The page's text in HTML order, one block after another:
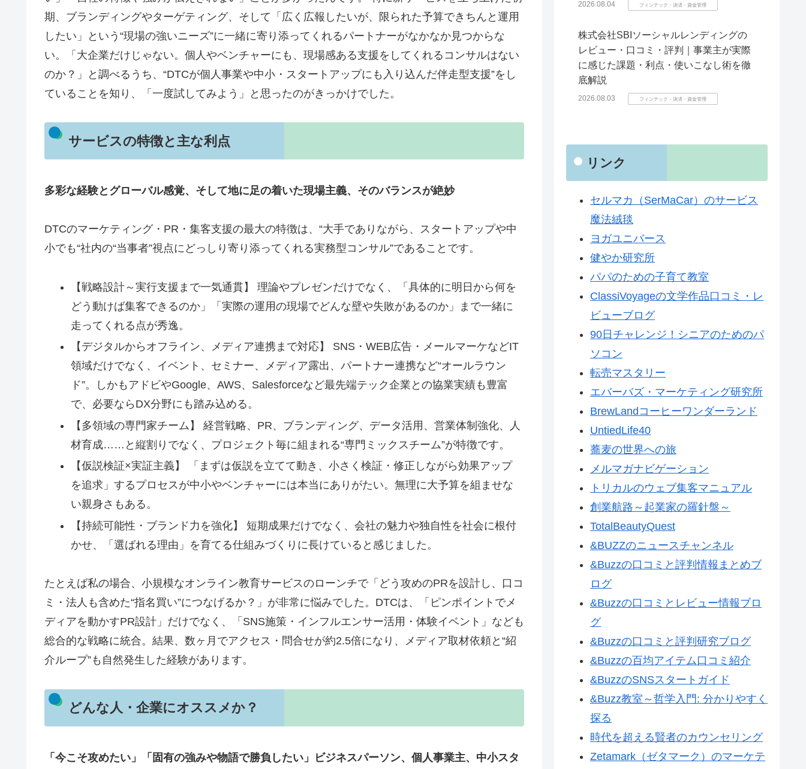
期、ブランディングやターゲティング、そして「広く広報したいが、限られた予算できちんと運用
したい」という“現場の強いニーズ”に一緒に寄り添ってくれるパートナーがなかなか見つからな
い。「大企業だけじゃない。個人やベンチャーにも、現場感ある支援をしてくれるコンサルはない
のか？」と調べるうち、“DTCが個人事業や中小・スタートアップにも入り込んだ伴走型支援”をし
ていることを知り、「一度試してみよう」と思ったのがきっかけでした。
サービスの特徴と主な利点
多彩な経験とグローバル感覚、そして地に足の着いた現場主義、そのバランスが絶妙
DTCのマーケティング・PR・集客支援の最大の特徴は、“大手でありながら、スタートアップや中
小でも“社内の“当事者”視点にどっしり寄り添ってくれる実務型コンサル”であることです。
【戦略設計～実行支援まで一気通貫】 理論やプレゼンだけでなく、「具体的に明日から何を
どう動けば集客できるのか」「実際の運用の現場でどんな壁や失敗があるのか」まで一緒に
走ってくれる点が秀逸。
【デジタルからオフライン、メディア連携まで対応】 SNS・WEB広告・メールマーケなどIT
領域だけでなく、イベント、セミナー、メディア露出、パートナー連携など“オールラウン
ド”。しかもアドビやGoogle、AWS、Salesforceなど最先端テック企業との協業実績も豊富
で、必要ならDX分野にも踏み込める。
【多領域の専門家チーム】 経営戦略、PR、ブランディング、データ活用、営業体制強化、人
材育成……と縦割りでなく、プロジェクト毎に組まれる“専門ミックスチーム”が特徴です。
【仮説検証×実証主義】 「まずは仮説を立てて動き、小さく検証・修正しながら効果アップ
を追求」するプロセスが中小やベンチャーには本当にありがたい。無理に大予算を組ませな
い親身さもある。
【持続可能性・ブランド力を強化】 短期成果だけでなく、会社の魅力や独自性を社会に根付
かせ、「選ばれる理由」を育てる仕組みづくりに長けていると感じました。
たとえば私の場合、小規模なオンライン教育サービスのローンチで「どう攻めのPRを設計し、口コ
ミ・法人も含めた“指名買い”につなげるか？」が非常に悩みでした。DTCは、「ピンポイントでメ
ディアを動かすPR設計」だけでなく、「SNS施策・インフルエンサー活用・体験イベント」なども
総合的な戦略に統合。結果、数ヶ月でアクセス・問合せが約2.5倍になり、メディア取材依頼と“紹
介ループ”も自然発生した経験があります。
どんな人・企業にオススメか？
「今こそ攻めたい」「固有の強みや物語で勝負したい」ビジネスパーソン、個人事業主、中小スタ
2026.08.04 フィンテック・決済・資金管理
株式会社SBIソーシャルレンディングの
レビュー・口コミ・評判｜事業主が実際
に感じた課題・利点・使いこなし術を徹
底解説
2026.08.03 フィンテック・決済・資金管理
リンク
セルマカ（SerMaCar）のサービス
魔法絨毯
ヨガユニバース
健やか研究所
パパのための子育て教室
ClassiVoyageの文学作品口コミ・レ
ビューブログ
90日チャレンジ！シニアのためのパ
ソコン
転売マスタリー
エバーバズ・マーケティング研究所
BrewLandコーヒーワンダーランド
UntiedLife40
蕎麦の世界への旅
メルマガナビゲーション
トリカルのウェブ集客マニュアル
創業航路～起業家の羅針盤～
TotalBeautyQuest
&BUZZのニュースチャンネル
&Buzzの口コミと評判情報まとめブ
ログ
&Buzzの口コミとレビュー情報ブロ
グ
&Buzzの口コミと評判研究ブログ
&Buzzの百均アイテム口コミ紹介
&BuzzのSNSスタートガイド
&Buzz教室～哲学入門: 分かりやすく
探る
時代を超える賢者のカウンセリング
Zetamark（ゼタマーク）のマーケテ